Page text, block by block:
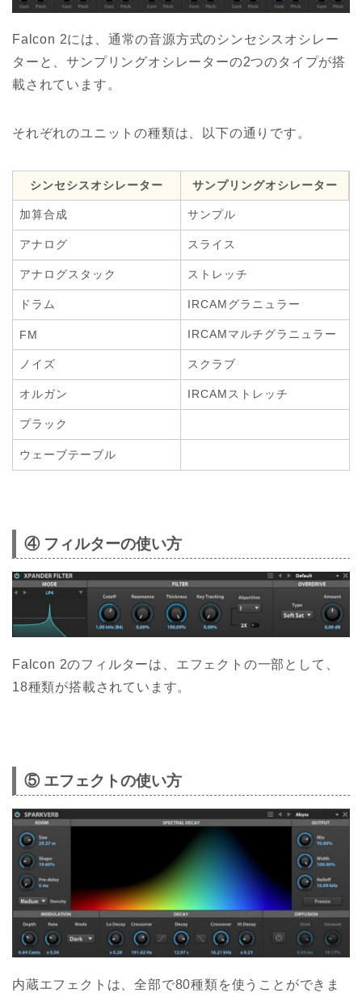
Falcon 2には、通常の音源方式のシンセシスオシレー
ターと、サンプリングオシレーターの2つのタイプが搭
載されています。
それぞれのユニットの種類は、以下の通りです。
シンセシスオシレーター サンプリングオシレーター
加算合成 サンプル
アナログ スライス
アナログスタック ストレッチ
ドラム IRCAMグラニュラー
FM IRCAMマルチグラニュラー
ノイズ スクラブ
オルガン IRCAMストレッチ
プラック
ウェーブテーブル
④ フィルターの使い方
Falcon 2のフィルターは、エフェクトの一部として、
18種類が搭載されています。
⑤ エフェクトの使い方
内蔵エフェクトは、全部で80種類を使うことができま